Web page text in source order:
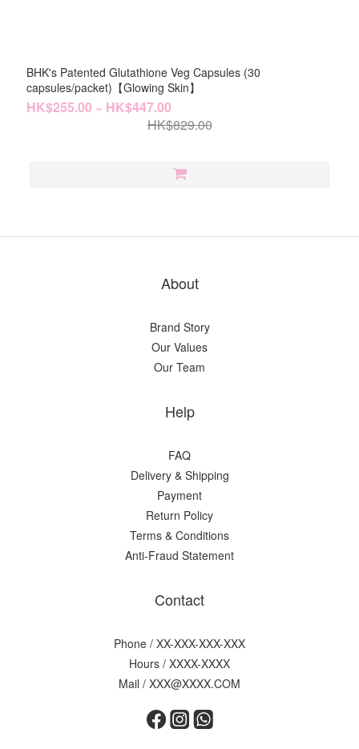
BHK's Patented Glutathione Veg Capsules (30
capsules/packet)【Glowing Skin】
HK$255.00 ~ HK$447.00
HK$829.00
About
Brand Story
Our Values
Our Team
Help
FAQ
Delivery & Shipping
Payment
Return Policy
Terms & Conditions
Anti-Fraud Statement
Contact
Phone / XX-XXX-XXX-XXX
Hours / XXXX-XXXX
Mail / XXX@XXXX.COM